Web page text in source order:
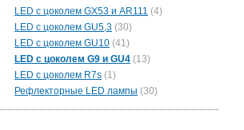
LED c цоколем GX53 и AR111 (4)
LED c цоколем GU5,3 (30)
LED с цоколем GU10 (41)
LED с цоколем G9 и GU4 (13)
LED c цоколем R7s (1)
Рефлекторные LED лампы (30)